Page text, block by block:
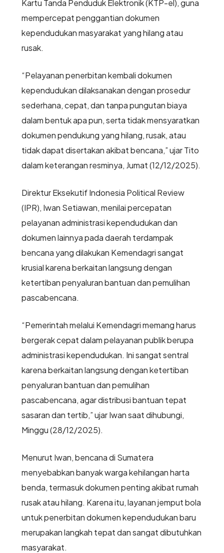
Kartu Tanda Penduduk Elektronik (KTP-el), guna
mempercepat penggantian dokumen
kependudukan masyarakat yang hilang atau
rusak.
“Pelayanan penerbitan kembali dokumen
kependudukan dilaksanakan dengan prosedur
sederhana, cepat, dan tanpa pungutan biaya
dalam bentuk apa pun, serta tidak mensyaratkan
dokumen pendukung yang hilang, rusak, atau
tidak dapat disertakan akibat bencana,” ujar Tito
dalam keterangan resminya, Jumat (12/12/2025).
Direktur Eksekutif Indonesia Political Review
(IPR), Iwan Setiawan, menilai percepatan
pelayanan administrasi kependudukan dan
dokumen lainnya pada daerah terdampak
bencana yang dilakukan Kemendagri sangat
krusial karena berkaitan langsung dengan
ketertiban penyaluran bantuan dan pemulihan
pascabencana.
“Pemerintah melalui Kemendagri memang harus
bergerak cepat dalam pelayanan publik berupa
administrasi kependudukan. Ini sangat sentral
karena berkaitan langsung dengan ketertiban
penyaluran bantuan dan pemulihan
pascabencana, agar distribusi bantuan tepat
sasaran dan tertib,” ujar Iwan saat dihubungi,
Minggu (28/12/2025).
Menurut Iwan, bencana di Sumatera
menyebabkan banyak warga kehilangan harta
benda, termasuk dokumen penting akibat rumah
rusak atau hilang. Karena itu, layanan jemput bola
untuk penerbitan dokumen kependudukan baru
merupakan langkah tepat dan sangat dibutuhkan
masyarakat.